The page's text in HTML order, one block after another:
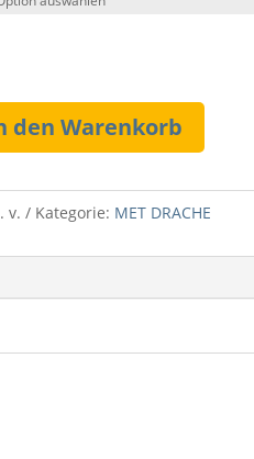
den Warenkorb
v. Kategorie: MET DRACHE